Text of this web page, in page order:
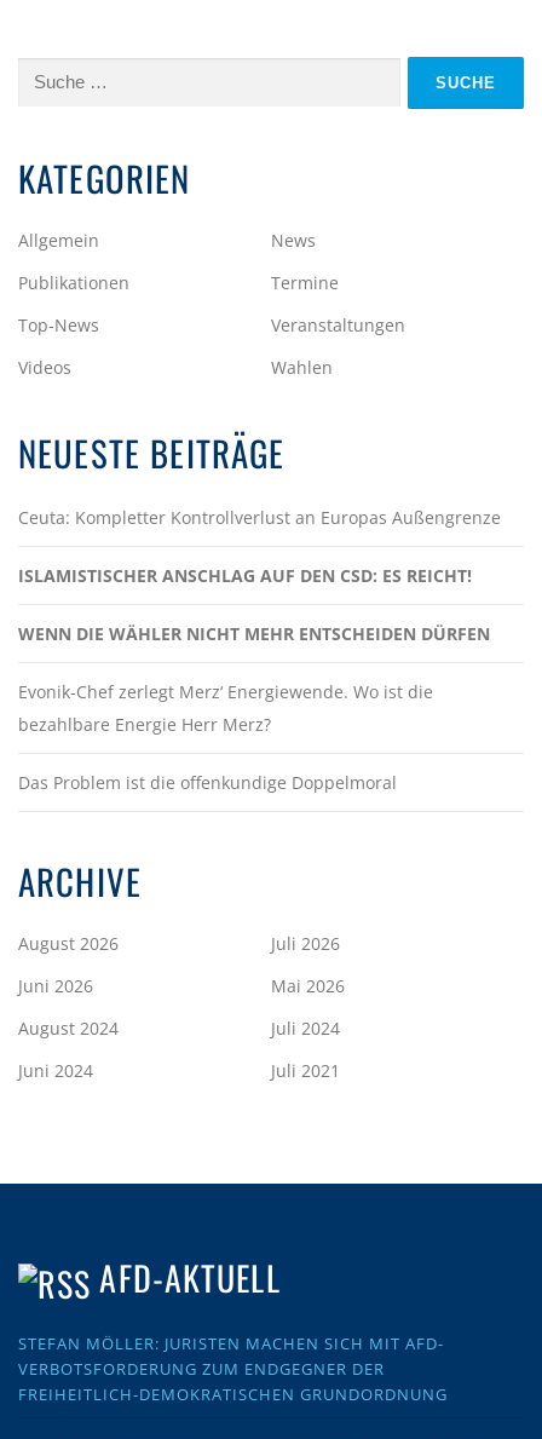
Suche
KATEGORIEN
Allgemein
News
Publikationen
Termine
Top-News
Veranstaltungen
Videos
Wahlen
NEUESTE BEITRÄGE
Ceuta: Kompletter Kontrollverlust an Europas Außengrenze
ISLAMISTISCHER ANSCHLAG AUF DEN CSD: ES REICHT!
WENN DIE WÄHLER NICHT MEHR ENTSCHEIDEN DÜRFEN
Evonik-Chef zerlegt Merz‘ Energiewende. Wo ist die
bezahlbare Energie Herr Merz?
Das Problem ist die offenkundige Doppelmoral
ARCHIVE
August 2026
Juli 2026
Juni 2026
Mai 2026
August 2024
Juli 2024
Juni 2024
Juli 2021
AFD-AKTUELL
STEFAN MÖLLER: JURISTEN MACHEN SICH MIT AFD-
VERBOTSFORDERUNG ZUM ENDGEGNER DER
FREIHEITLICH-DEMOKRATISCHEN GRUNDORDNUNG